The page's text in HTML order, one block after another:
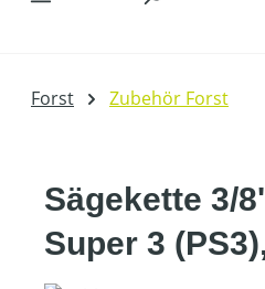
Forst Zubehör Forst
Sägekette 3/
Super 3